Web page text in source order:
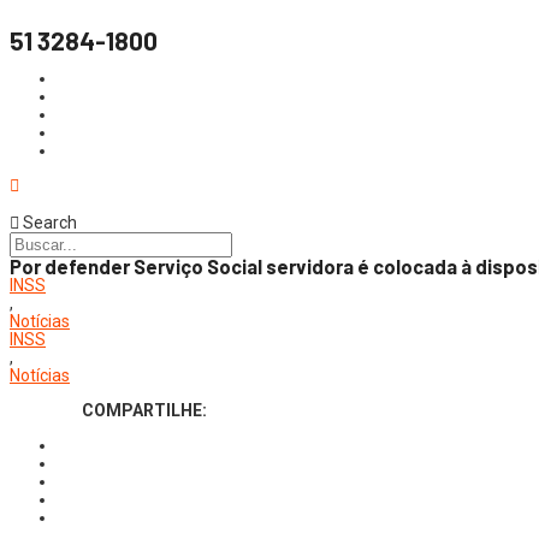
51 3284-1800
Search
Por defender Serviço Social servidora é colocada à
INSS
,
Notícias
INSS
,
Notícias
COMPARTILHE: